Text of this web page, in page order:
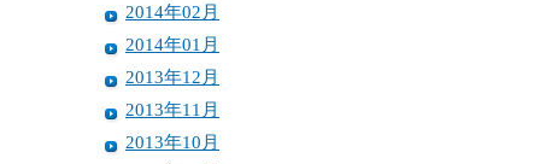
2014年02月
2014年01月
2013年12月
2013年11月
2013年10月